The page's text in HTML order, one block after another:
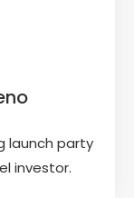
launch party
investor.